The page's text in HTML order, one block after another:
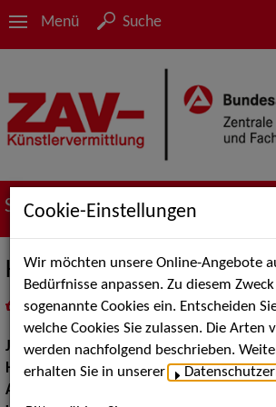
Menü Suche
Suche nach Künstler*innen
Karina Olech
inMeine Merklistelegen
Jahrgang:1994
Haarfarbe:blond-dunkel
Augenfarbe:
Cookie-Einstellungen
Wir möchten unsere Online-Angebote
Bedürfnisse anpassen. Zu diesem
sogenannte Cookies ein. Entscheiden
welche Cookies Sie zulassen. Die Arten
werden nachfolgend beschrieben.
erhalten Sie in unserer